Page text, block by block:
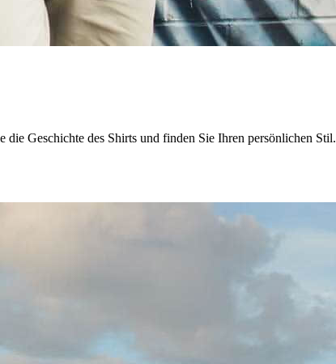
Geschichte des Shirts und finden Sie Ihren persönlichen Stil.